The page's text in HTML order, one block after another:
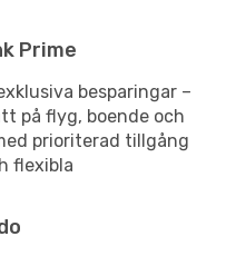
Prime
besparingar –
på flyg, boende och
prioriterad tillgång
flexibla